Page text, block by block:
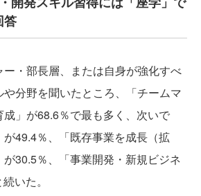
答
・部長層、または自身が強化すべ
分野を聞いたところ、「チームマ
」が68.6％で最も多く、次いで
が49.4％、「既存事業を成長（拡
30.5％、「事業開発・新規ビジネ
いた。